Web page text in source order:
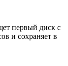
первый диск с
и сохраняет в